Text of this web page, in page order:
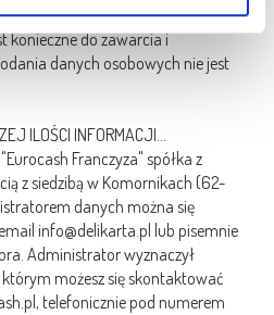
celu rejestracji i udziału w programie
konieczne do zawarcia i
danych osobowych nie jest
ILOŚCI INFORMACJI...
Franczyza" spółka z
z siedzibą w Komornikach (62-
danych można się
info@delikarta.pl lub pisemnie
Administrator wyznaczył
możesz się skontaktować
telefonicznie pod numerem